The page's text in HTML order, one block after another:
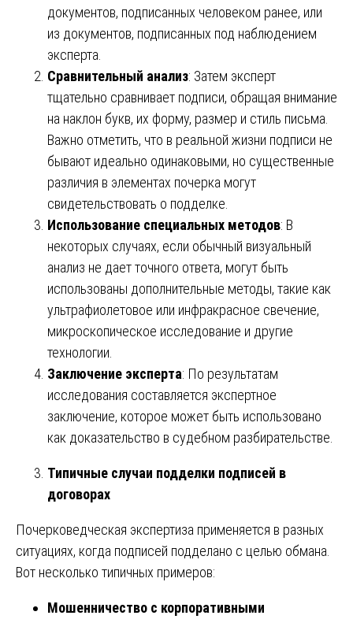
документов, подписанных человеком ранее, или
из документов, подписанных под наблюдением
эксперта.
Сравнительный анализ: Затем эксперт
тщательно сравнивает подписи, обращая внимание
на наклон букв, их форму, размер и стиль письма.
Важно отметить, что в реальной жизни подписи не
бывают идеально одинаковыми, но существенные
различия в элементах почерка могут
свидетельствовать о подделке.
Использование специальных методов: В
некоторых случаях, если обычный визуальный
анализ не дает точного ответа, могут быть
использованы дополнительные методы, такие как
ультрафиолетовое или инфракрасное свечение,
микроскопическое исследование и другие
технологии.
Заключение эксперта: По результатам
исследования составляется экспертное
заключение, которое может быть использовано
как доказательство в судебном разбирательстве.
Типичные случаи подделки подписей в
договорах
Почерковедческая экспертиза применяется в разных
ситуациях, когда подписей подделано с целью обмана.
Вот несколько типичных примеров:
Мошенничество с корпоративными